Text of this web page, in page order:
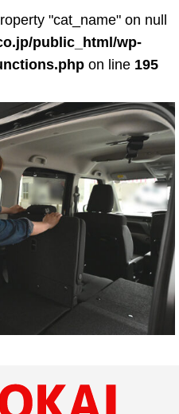
"cat_name" on null
public_html/wp-
on line 195